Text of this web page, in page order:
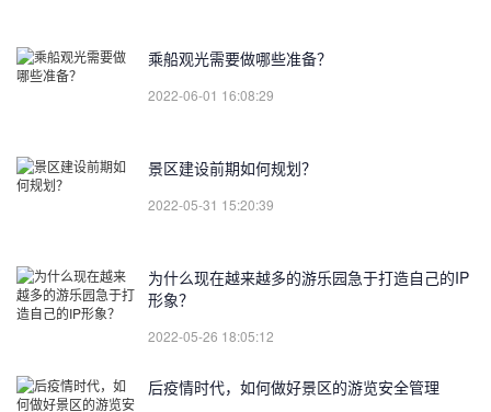
乘船观光需要做哪些准备？
2022-06-01 16:08:29
景区建设前期如何规划？
2022-05-31 15:20:39
为什么现在越来越多的游乐园急于打造自己的IP
形象？
2022-05-26 18:05:12
后疫情时代，如何做好景区的游览安全管理